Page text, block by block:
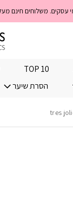
TOP 10
הסרת שיער